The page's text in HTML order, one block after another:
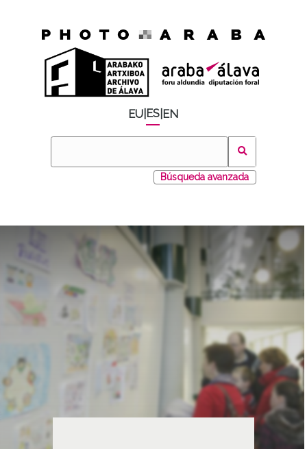
EU ES EN
Búsqueda avanzada